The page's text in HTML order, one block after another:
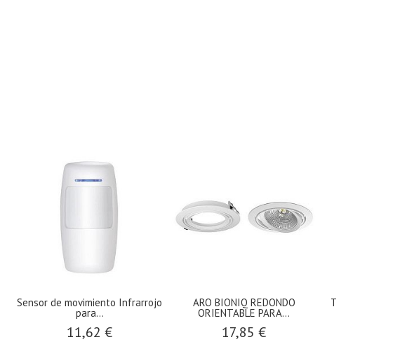
Sensor de movimiento Infrarrojo
para...
11,62 €
ARO BIONIQ REDONDO
ORIENTABLE PARA...
17,85 €
TAPA FINAL